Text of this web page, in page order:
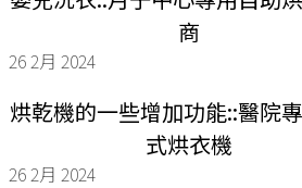
商
26 2月 2024
烘乾機的一些增加功能::醫院
式烘衣機
26 2月 2024